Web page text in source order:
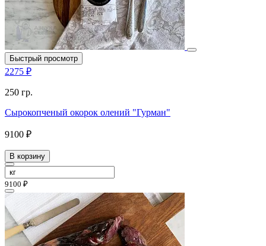
Быстрый просмотр
2275 ₽
250 гр.
Сырокопченый окорок олений "Гурман"
9100 ₽
В корзину
9100 ₽